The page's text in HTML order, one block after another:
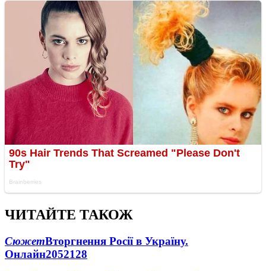
ЧИТАЙТЕ ТАКОЖ
СюжетВторгнення Росії в Україну.
Онлайн2052128